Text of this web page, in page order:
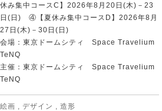
休み集中コースC】2026年8月20日(木)－23
日(日) ④【夏休み集中コースD】2026年8月
27日(木)－30日(日)
会場：東京ドームシティ Space Travelium
TeNQ
主催：東京ドームシティ Space Travelium
TeNQ
絵画 デザイン 造形